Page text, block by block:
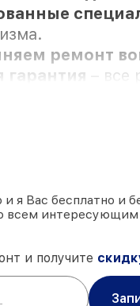
ремонт
–
с
FLIR есть
FLIR и
в тот
я Вас бесплатно и
всем интересующим
и получите